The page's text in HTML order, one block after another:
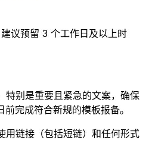
议预留 3 个工作日及以上时
特别是重要且紧急的文案，确保
完成符合新规的模板报备。
用链接（包括短链）和任何形式